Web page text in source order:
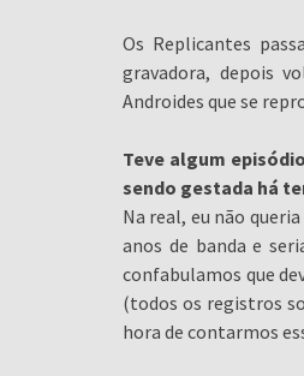
Os Replicantes
gravadora, depois
Androides que se
Teve algum
sendo gestada há
Na real, eu não
anos de banda e
confabulamos que
(todos os registros
hora de contarmos